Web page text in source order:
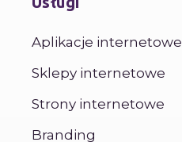
Aplikacje internetowe
Sklepy internetowe
Strony internetowe
Branding